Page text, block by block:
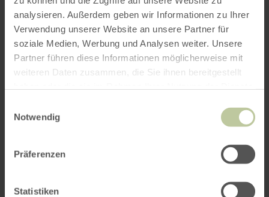
analysieren. Außerdem geben wir Informationen zu Ihrer
Verwendung unserer Website an unsere Partner für
soziale Medien, Werbung und Analysen weiter. Unsere
Partner führen diese Informationen möglicherweise mit
weiteren Daten zusammen, die Sie ihnen bereitgestellt
Notwendig
Präferenzen
Statistiken
Das könnte Sie auch
interessieren